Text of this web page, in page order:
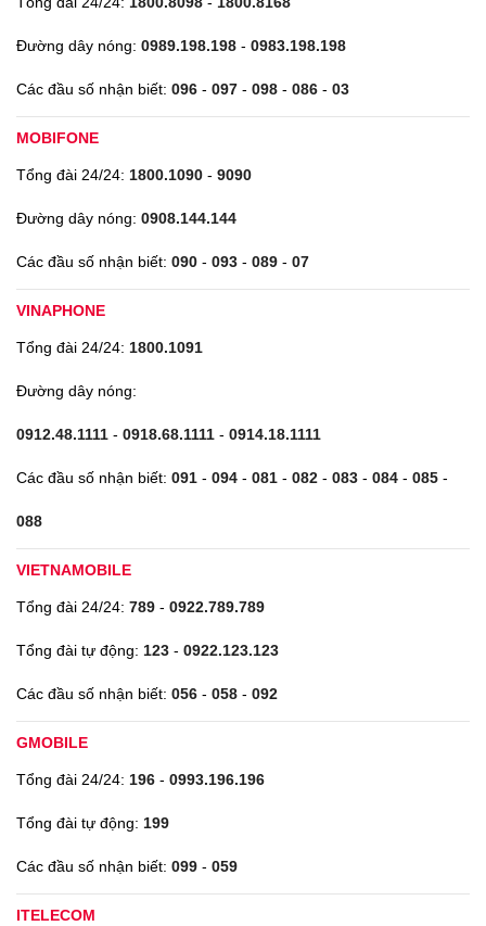
Đường dây nóng: 0989.198.198 - 0983.198.198
Các đầu số nhận biết: 096 - 097 - 098 - 086 - 03
MOBIFONE
Tổng đài 24/24: 1800.1090 - 9090
Đường dây nóng: 0908.144.144
Các đầu số nhận biết: 090 - 093 - 089 - 07
VINAPHONE
Tổng đài 24/24: 1800.1091
Đường dây nóng:
0912.48.1111 - 0918.68.1111 - 0914.18.1111
Các đầu số nhận biết: 091 - 094 - 081 - 082 - 083 - 084 - 085 -
088
VIETNAMOBILE
Tổng đài 24/24: 789 - 0922.789.789
Tổng đài tự động: 123 - 0922.123.123
Các đầu số nhận biết: 056 - 058 - 092
GMOBILE
Tổng đài 24/24: 196 - 0993.196.196
Tổng đài tự động: 199
Các đầu số nhận biết: 099 - 059
ITELECOM